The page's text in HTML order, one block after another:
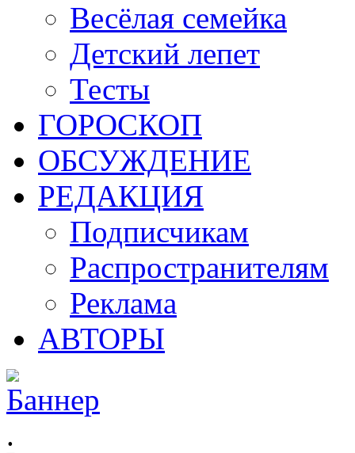
Весёлая семейка
Детский лепет
Тесты
ГОРОСКОП
ОБСУЖДЕНИЕ
РЕДАКЦИЯ
Подписчикам
Распространителям
Реклама
АВТОРЫ
.